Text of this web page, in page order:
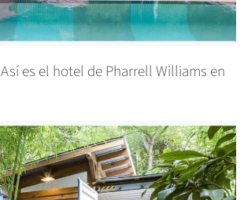
Así es el hotel de Pharrell Williams en